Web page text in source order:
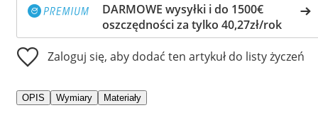
DARMOWE wysyłki i do 1500€
oszczędności za tylko 40,27zł/rok
Zaloguj się, aby dodać ten artykuł do listy życzeń
OPIS Wymiary Materiały